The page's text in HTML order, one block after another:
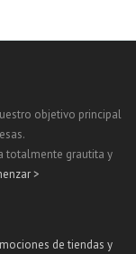
objetivo principal
totalmente grautita y
>
de tiendas y